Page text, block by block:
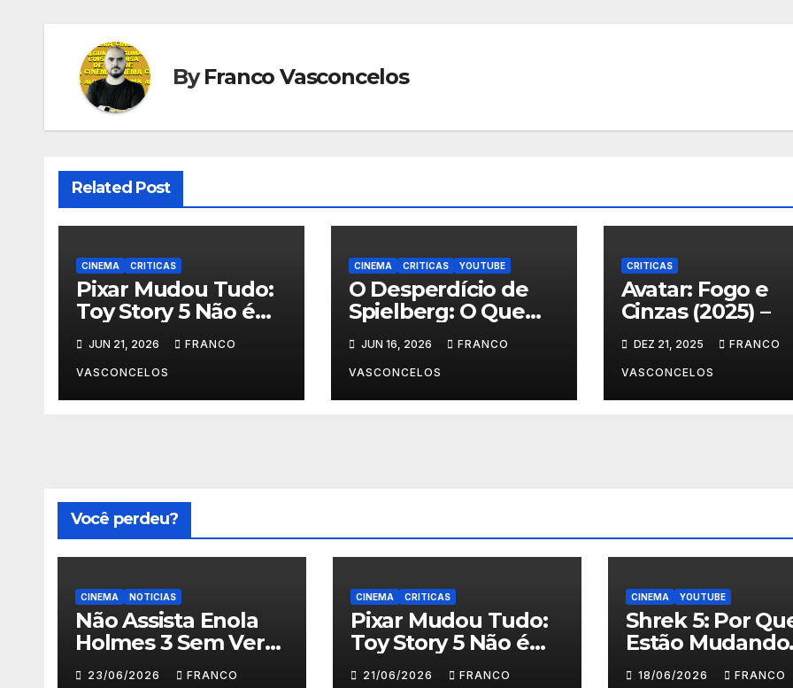
ByFranco Vasconcelos
Related Post
CINEMA CRITICAS
Pixar Mudou Tudo:
Toy Story 5 Não é
JUN 21, 2026 FRANCO
VASCONCELOS
CINEMA CRITICAS YOUTUBE
O Desperdício de
Spielberg: O Que
D?JUN 16, 2026 FRANCO
VASCONCELOS
CRITICAS
Avatar: Fogo e
Cinzas (2025) –
DEZ 21, 2025 FRANCO
VASCONCELOS
Você perdeu?
CINEMA NOTICIAS
Não Assista Enola
Holmes 3 Sem Ver
Isso Primeiro!
23/06/2026 FRANCO
CINEMA CRITICAS
Pixar Mudou Tudo:
Toy Story 5 Não é
Para Crianças
21/06/2026 FRANCO
CINEMA YOUTUBE
Shrek 5: Por
Estão Mudando
Tudo?
18/06/2026 FRANCO